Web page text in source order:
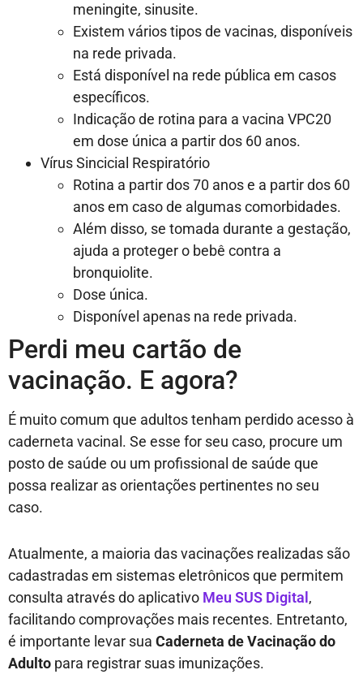
meningite, sinusite.
Existem vários tipos de vacinas, disponíveis
na rede privada.
Está disponível na rede pública em casos
específicos.
Indicação de rotina para a vacina VPC20
em dose única a partir dos 60 anos.
Vírus Sincicial Respiratório
Rotina a partir dos 70 anos e a partir dos 60
anos em caso de algumas comorbidades.
Além disso, se tomada durante a gestação,
ajuda a proteger o bebê contra a
bronquiolite.
Dose única.
Disponível apenas na rede privada.
Perdi meu cartão de
vacinação. E agora?
É muito comum que adultos tenham perdido acesso à
caderneta vacinal. Se esse for seu caso, procure um
posto de saúde ou um profissional de saúde que
possa realizar as orientações pertinentes no seu
caso.
Atualmente, a maioria das vacinações realizadas são
cadastradas em sistemas eletrônicos que permitem
consulta através do aplicativo Meu SUS Digital ,
facilitando comprovações mais recentes. Entretanto,
é importante levar sua Caderneta de Vacinação do
Adulto para registrar suas imunizações.